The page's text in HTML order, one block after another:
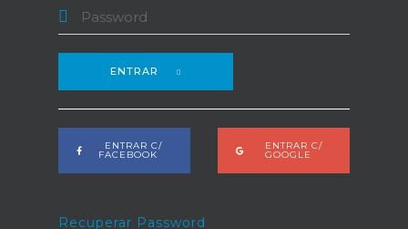
ENTRAR
ENTRAR C/
FACEBOOK
ENTRAR C/
GOOGLE
Recuperar Password